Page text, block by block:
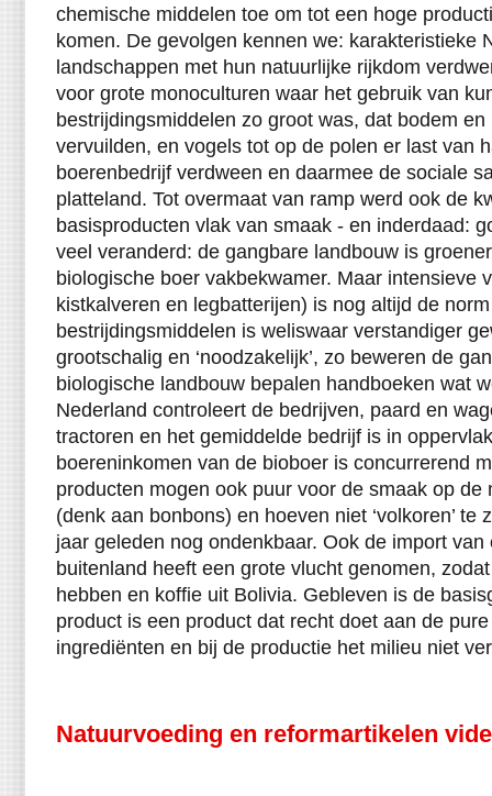
chemische middelen toe om tot een hoge
komen. De gevolgen kennen we: karakteristieke
landschappen met hun natuurlijke rijkdom
voor grote monoculturen waar het gebruik van
bestrijdingsmiddelen zo groot was, dat bodem
vervuilden, en vogels tot op de polen er last van
boerenbedrijf verdween en daarmee de sociale
platteland. Tot overmaat van ramp werd ook de
basisproducten vlak van smaak - en inderdaad:
veel veranderd: de gangbare landbouw is
biologische boer vakbekwamer. Maar intensieve
kistkalveren en legbatterijen) is nog altijd de
bestrijdingsmiddelen is weliswaar verstandiger
grootschalig en ‘noodzakelijk’, zo beweren de
biologische landbouw bepalen handboeken wat
Nederland controleert de bedrijven, paard en
tractoren en het gemiddelde bedrijf is in
boereninkomen van de bioboer is concurrerend
producten mogen ook puur voor de smaak op de
(denk aan bonbons) en hoeven niet ‘volkoren’ te
jaar geleden nog ondenkbaar. Ook de import
buitenland heeft een grote vlucht genomen,
hebben en koffie uit Bolivia. Gebleven is de
product is een product dat recht doet aan de
ingrediënten en bij de productie het milieu niet
Natuurvoeding en reformartikelen